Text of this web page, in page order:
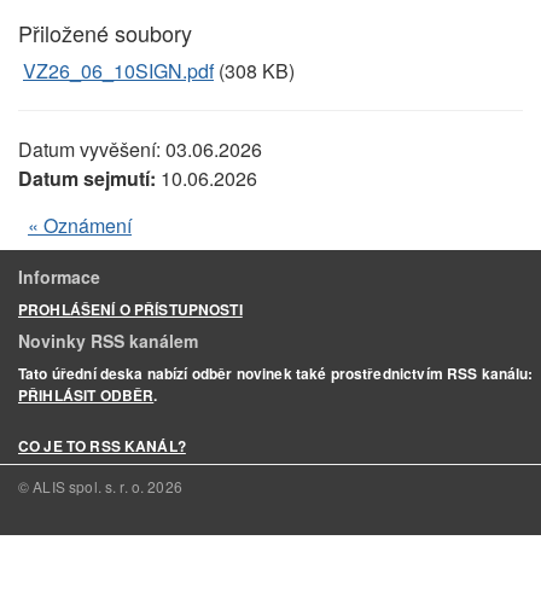
Přiložené soubory
VZ26_06_10SIGN.pdf(308 KB)
Datum vyvěšení: 03.06.2026
Datum sejmutí: 10.06.2026
« Oznámení
Informace
PROHLÁŠENÍ O PŘÍSTUPNOSTI
Novinky RSS kanálem
Tato úřední deska nabízí odběr novinek také prostřednictvím RSS kanálu:
PŘIHLÁSIT ODBĚR.
CO JE TO RSS KANÁL?
© ALIS spol. s. r. o.2026